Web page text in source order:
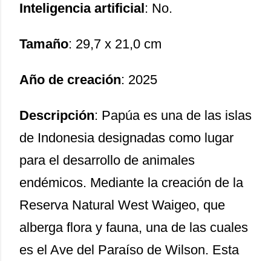
Inteligencia artificial: No.
Tamaño: 29,7 x 21,0 cm
Año de creación: 2025
Descripción: Papúa es una de las islas
de Indonesia designadas como lugar
para el desarrollo de animales
endémicos. Mediante la creación de la
Reserva Natural West Waigeo, que
alberga flora y fauna, una de las cuales
es el Ave del Paraíso de Wilson. Esta